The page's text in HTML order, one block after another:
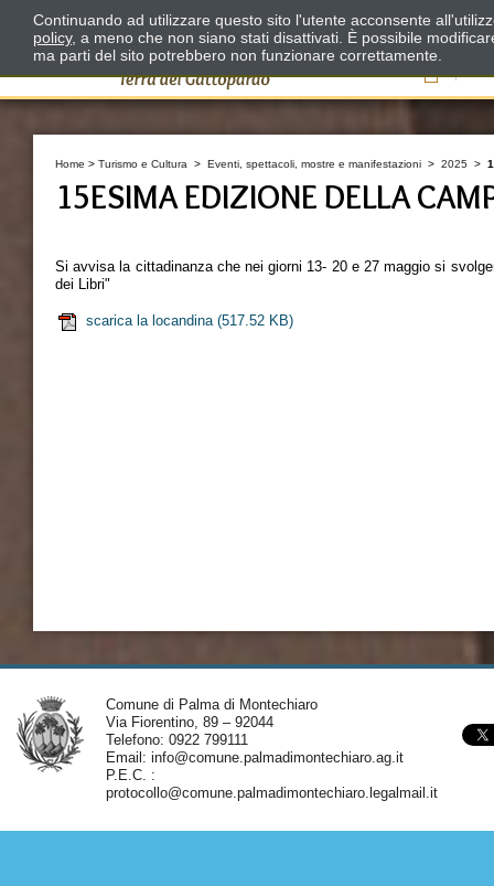
Il
Home > Turismo e Cultura > Eventi, spettacoli, mostre e manifestazioni > 2025 >
15ESIMA EDIZIONE DELLA
Si avvisa la cittadinanza che nei giorni 13- 20 e 27 maggio si
dei Libri"
scarica la locandina(517.52 KB)
Comune di Palma di Montechiaro
Via Fiorentino, 89 – 92044
Telefono: 0922 799111
Email: info@comune.palmadimontechiaro.ag.it
P.E.C. :
protocollo@comune.palmadimontechiaro.legalmail.it
Continuando ad utilizzare questo sito l'utente acconsente
policy, a meno che non siano stati disattivati. È possibile
ma parti del sito potrebbero non funzionare correttamente.